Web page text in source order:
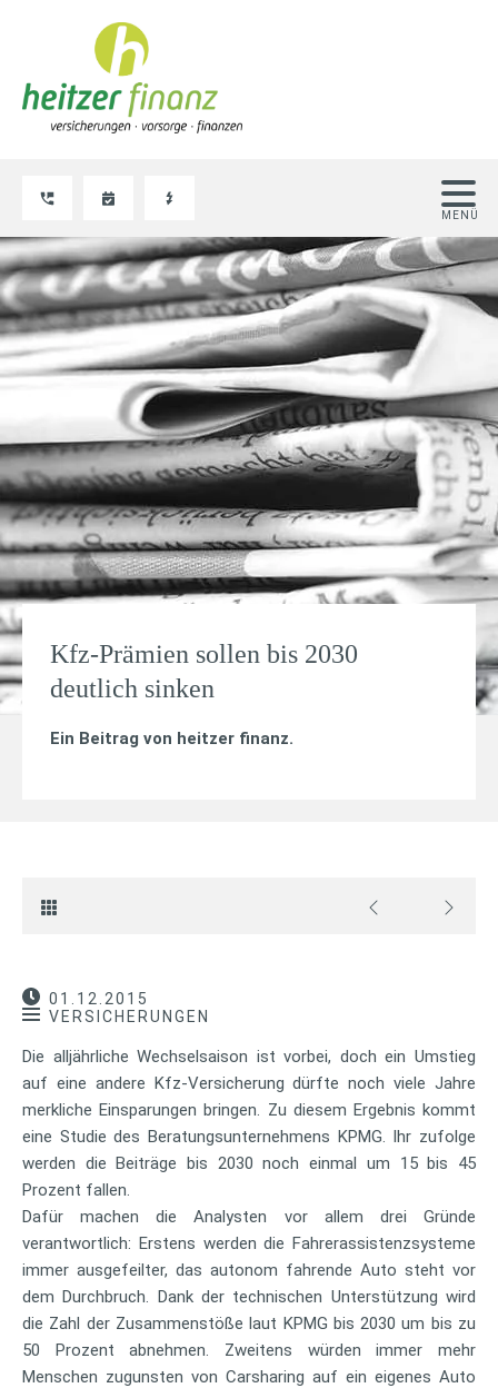
Kfz-Prämien sollen bis 2030
deutlich sinken
Ein Beitrag von heitzer finanz.
01.12.2015
VERSICHERUNGEN
Die alljährliche Wechselsaison ist vorbei, doch ein Umstieg
auf eine andere Kfz-Versicherung dürfte noch viele Jahre
merkliche Einsparungen bringen. Zu diesem Ergebnis kommt
eine Studie des Beratungsunternehmens KPMG. Ihr zufolge
werden die Beiträge bis 2030 noch einmal um 15 bis 45
Prozent fallen.
Dafür machen die Analysten vor allem drei Gründe
verantwortlich: Erstens werden die Fahrerassistenzsysteme
immer ausgefeilter, das autonom fahrende Auto steht vor
dem Durchbruch. Dank der technischen Unterstützung wird
die Zahl der Zusammenstöße laut KPMG bis 2030 um bis zu
50 Prozent abnehmen. Zweitens würden immer mehr
Menschen zugunsten von Carsharing auf ein eigenes Auto